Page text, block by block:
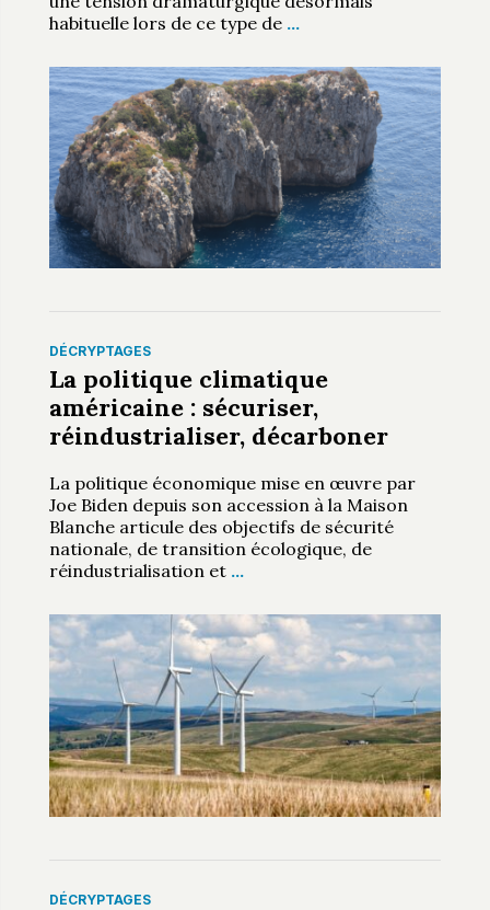
habituelle lors de ce type de …
DÉCRYPTAGES
La politique climatique
américaine : sécuriser,
réindustrialiser, décarboner
La politique économique mise en œuvre par
Joe Biden depuis son accession à la Maison
Blanche articule des objectifs de sécurité
nationale, de transition écologique, de
réindustrialisation et …
DÉCRYPTAGES